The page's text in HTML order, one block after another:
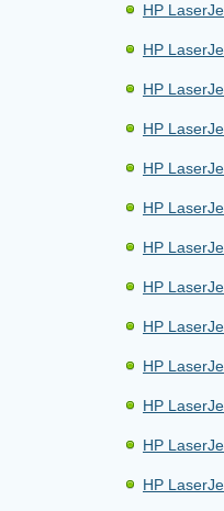
HP
HP
HP
HP
HP
HP
HP
HP
HP
HP
HP
HP
HP